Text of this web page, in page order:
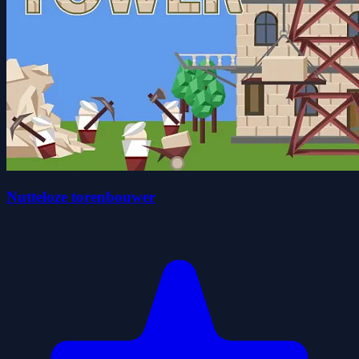
Nutteloze torenbouwer